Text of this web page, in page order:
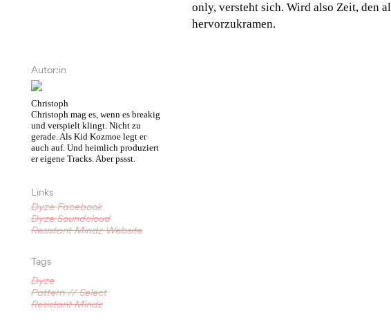
Autor:in
Christoph
Christoph mag es, wenn es breakig
und verspielt klingt. Nicht zu
gerade. Als Kid Kozmoe legt er
auch auf. Und heimlich produziert
er eigene Tracks. Aber pssst.
Links
Dyze Facebook
Dyze Soundcloud
Resistant Mindz Website
Tags
Dyze
Pattern // Select
Resistant Mindz
only, versteht sich. Wird also Zeit, den
hervorzukramen.